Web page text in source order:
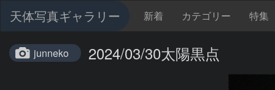
天体写真ギャラリー 新着 カテゴリー 特集
junneko 2024/03/30太陽黒点